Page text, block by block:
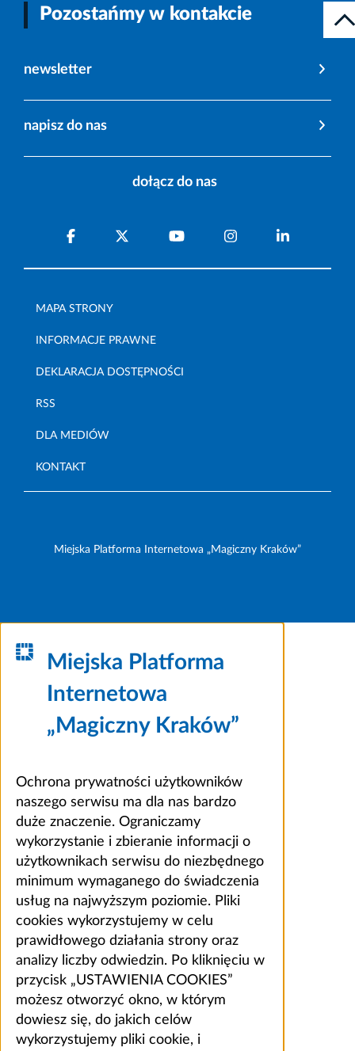
Pozostańmy w kontakcie
newsletter
napisz do nas
dołącz do nas
MAPA STRONY
INFORMACJE PRAWNE
DEKLARACJA DOSTĘPNOŚCI
RSS
DLA MEDIÓW
KONTAKT
Miejska Platforma Internetowa „Magiczny Kraków”
Miejska Platforma
Internetowa
„Magiczny Kraków”
Ochrona prywatności użytkowników
naszego serwisu ma dla nas bardzo
duże znaczenie. Ograniczamy
wykorzystanie i zbieranie informacji o
użytkownikach serwisu do niezbędnego
minimum wymaganego do świadczenia
usług na najwyższym poziomie. Pliki
cookies wykorzystujemy w celu
prawidłowego działania strony oraz
analizy liczby odwiedzin. Po kliknięciu w
przycisk „USTAWIENIA COOKIES”
możesz otworzyć okno, w którym
dowiesz się, do jakich celów
wykorzystujemy pliki cookie, i